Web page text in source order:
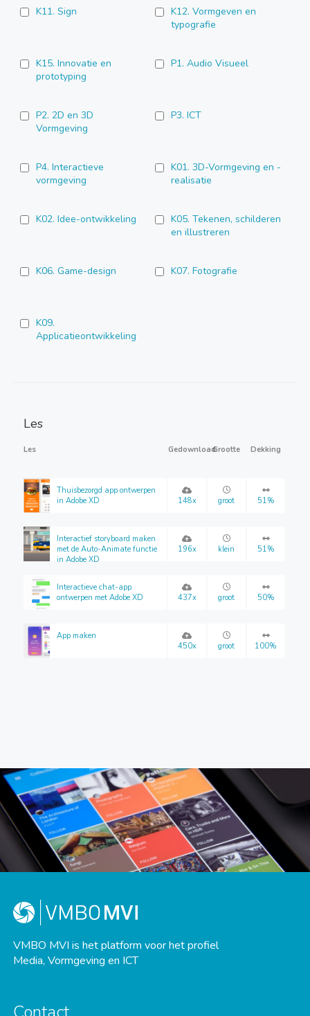
K11. Sign
K12. Vormgeven en
typografie
K15. Innovatie en
prototyping
P1. Audio Visueel
P2. 2D en 3D
Vormgeving
P3. ICT
P4. Interactieve
vormgeving
K01. 3D-Vormgeving en -
realisatie
K02. Idee-ontwikkeling
K05. Tekenen, schilderen
en illustreren
K06. Game-design K07. Fotografie
K09.
Applicatieontwikkeling
Les
Les GedownloadGrootte Dekking
Thuisbezorgd app ontwerpen
in Adobe XD
148x groot 51%
Interactief storyboard maken
met de Auto-Animate functie
in Adobe XD
196x klein 51%
Interactieve chat-app
ontwerpen met Adobe XD
437x groot 50%
App maken
450x
groot 100%
VMBO MVI is het platform voor het profiel
Media, Vormgeving en ICT